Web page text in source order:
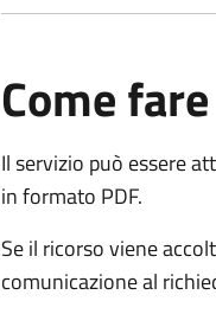
Come fare
Il servizio può essere
in formato PDF.
Se il ricorso viene
comunicazione al